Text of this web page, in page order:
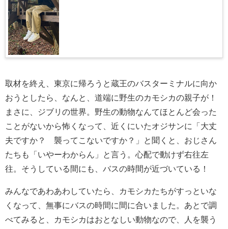
取材を終え、東京に帰ろうと蔵王のバスターミナルに向か
おうとしたら、なんと、道端に野生のカモシカの親子が！
まさに、ジブリの世界。野生の動物なんてほとんど会った
ことがないから怖くなって、近くにいたオジサンに「大丈
夫ですか？ 襲ってこないですか？」と聞くと、おじさん
たちも「いやーわからん」と言う。心配で動けず右往左
往。そうしている間にも、バスの時間が近づいている！
みんなであわあわしていたら、カモシカたちがすっといな
くなって、無事にバスの時間に間に合いました。あとで調
べてみると、カモシカはおとなしい動物なので、人を襲う